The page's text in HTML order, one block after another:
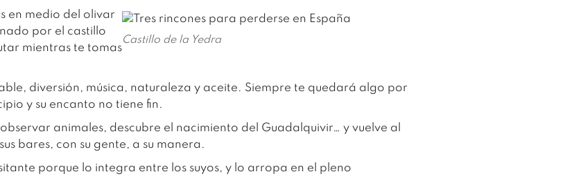
Castillo de la Yedra
en medio del olivar
por el castillo
mientras te tomas
diversión, música, naturaleza y aceite. Siempre te quedará algo por
y su encanto no tiene fin.
animales, descubre el nacimiento del Guadalquivir… y vuelve al
bares, con su gente, a su manera.
porque lo integra entre los suyos, y lo arropa en el pleno